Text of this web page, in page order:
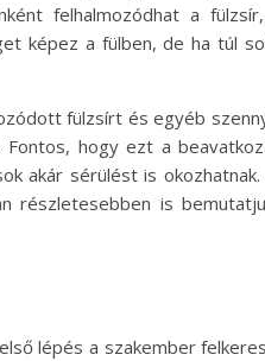
felhalmozódhat a
képez a fülben, de ha túl
fülzsírt és egyéb
hogy ezt a
akár sérülést is
részletesebben is
lépés a szakember